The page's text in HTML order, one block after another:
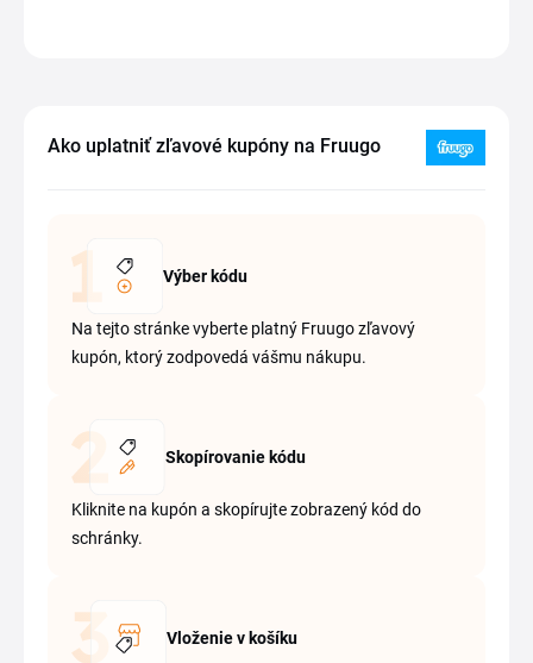
Ako uplatniť zľavové kupóny na Fruugo
Výber kódu
Na tejto stránke vyberte platný Fruugo zľavový
kupón, ktorý zodpovedá vášmu nákupu.
Skopírovanie kódu
Kliknite na kupón a skopírujte zobrazený kód do
schránky.
Vloženie v košíku